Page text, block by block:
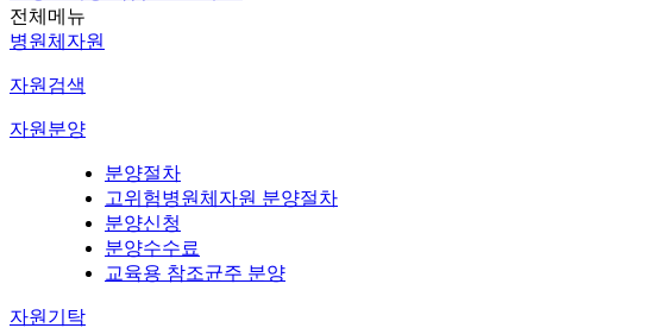
전체메뉴
병원체자원
자원검색
자원분양
분양절차
고위험병원체자원 분양절차
분양신청
분양수수료
교육용 참조균주 분양
자원기탁